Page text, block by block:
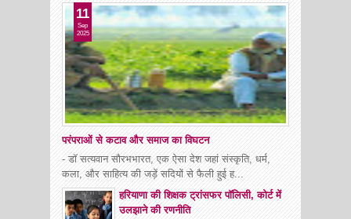
परंपराओं से कटाव और समाज का विघटन
11
Sep
2025
- डॉ सत्यवान सौरभभारत, एक ऐसा देश जहां संस्कृति, धर्म,
कला, और साहित्य की जड़ें सदियों से फैली हुई ह...
हरियाणा की शिक्षक ट्रांसफर पॉलिसी, कोर्ट में
उलझाने की रणनीति